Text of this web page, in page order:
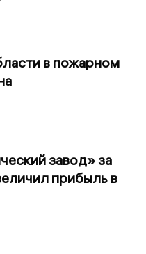
в пожарном
завод» за
прибыль в